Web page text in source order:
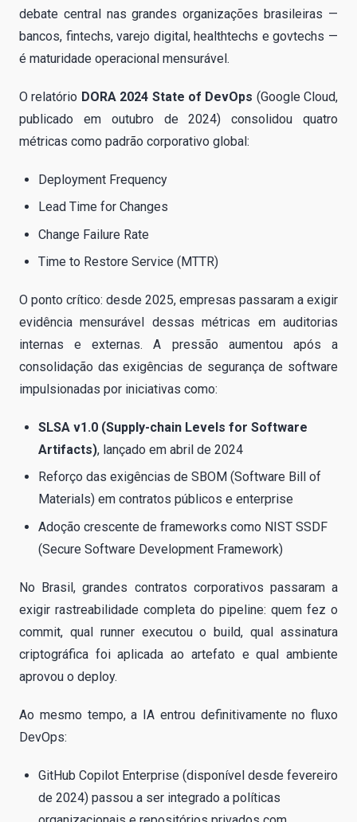
debate central nas grandes organizações brasileiras —
bancos, fintechs, varejo digital, healthtechs e govtechs —
é maturidade operacional mensurável.
O relatório DORA 2024 State of DevOps (Google Cloud,
publicado em outubro de 2024) consolidou quatro
métricas como padrão corporativo global:
Deployment Frequency
Lead Time for Changes
Change Failure Rate
Time to Restore Service (MTTR)
O ponto crítico: desde 2025, empresas passaram a exigir
evidência mensurável dessas métricas em auditorias
internas e externas. A pressão aumentou após a
consolidação das exigências de segurança de software
impulsionadas por iniciativas como:
SLSA v1.0 (Supply-chain Levels for Software
Artifacts), lançado em abril de 2024
Reforço das exigências de SBOM (Software Bill of
Materials) em contratos públicos e enterprise
Adoção crescente de frameworks como NIST SSDF
(Secure Software Development Framework)
No Brasil, grandes contratos corporativos passaram a
exigir rastreabilidade completa do pipeline: quem fez o
commit, qual runner executou o build, qual assinatura
criptográfica foi aplicada ao artefato e qual ambiente
aprovou o deploy.
Ao mesmo tempo, a IA entrou definitivamente no fluxo
DevOps:
GitHub Copilot Enterprise (disponível desde fevereiro
de 2024) passou a ser integrado a políticas